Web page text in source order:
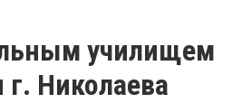
училищем
г. Николаева